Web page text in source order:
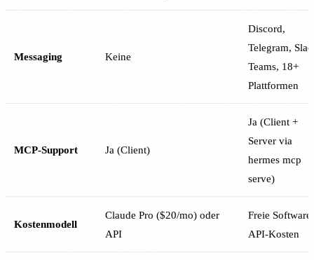
Messaging Keine
Discord,
Telegram,
Teams, 18+
Plattformen
MCP-Support Ja (Client)
Ja (Client +
Server via
hermes mcp
serve)
Kostenmodell
Claude Pro ($20/mo) oder
API
Freie Software
API-Kosten